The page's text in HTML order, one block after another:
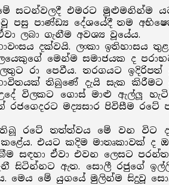
සටන්වලදී එමරට මුළුමනින්ම
පාණ්ඩ්‍ය දේශයේදී තම
ලබා ගැනීම අවශ්‍ය වූයේය.
දක්වයි. ලංකා ඉතිහාසය
මෙන්ම සමාජයක ද
රා පෙවීය. තරගයට
තිබුණේ දැයි සැක
විලකට ගොස් මාළු ඇල්ලූ හැටි
මද්‍යසාර පිවිසීම රටේ
රටේ තත්ත්වය මේ වන විට ද
එයට කදිම මාතෘකාවක්
සඳහා ඒවා එවන ලෙසට
සිටින්නට ඇත. සොලී රජුගේ
මෙය මේ යුගයේ මුලින්ම සිදුවූ